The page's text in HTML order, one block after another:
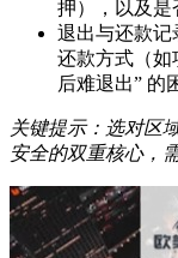
押），以及是
退出与还款记
还款方式（如
后难退出” 的
关键提示：选对区
安全的双重核心，